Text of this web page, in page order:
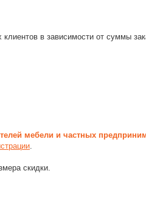
клиентов в зависимости от суммы
мебели и частных
.
скидки.